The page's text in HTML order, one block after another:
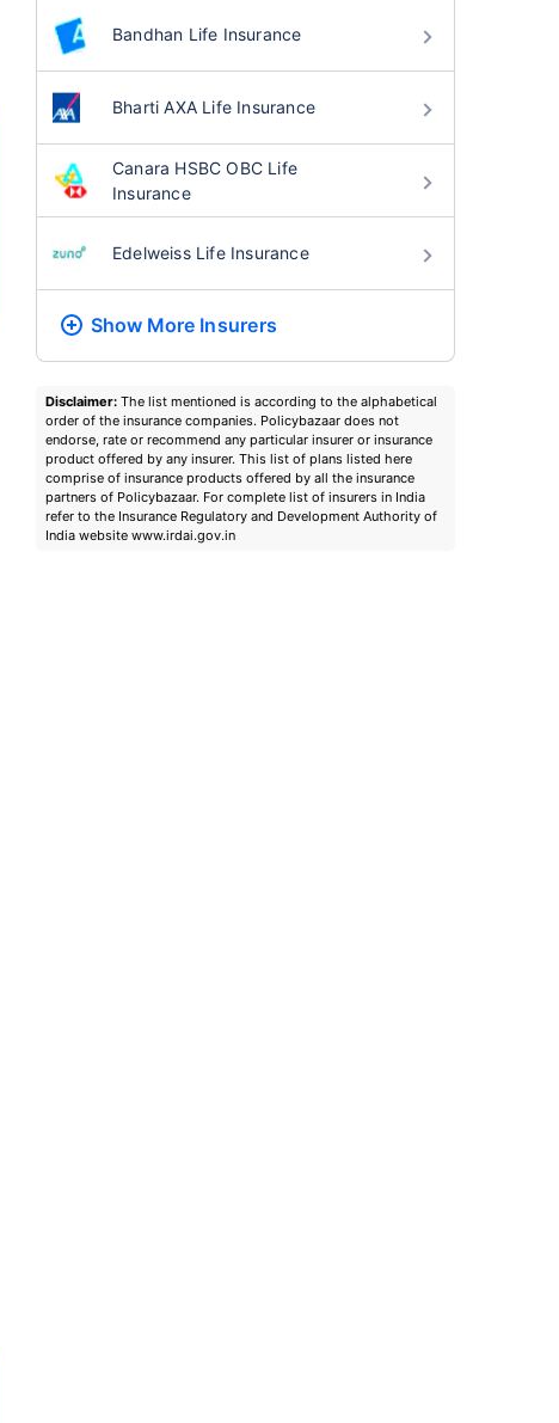
Bandhan Life Insurance
Bharti AXA Life Insurance
Canara HSBC OBC Life
Insurance
Edelweiss Life Insurance
Show More Insurers
Disclaimer: The list mentioned is according to the alphabetical
order of the insurance companies. Policybazaar does not
endorse, rate or recommend any particular insurer or insurance
product offered by any insurer. This list of plans listed here
comprise of insurance products offered by all the insurance
partners of Policybazaar. For complete list of insurers in India
refer to the Insurance Regulatory and Development Authority of
India website www.irdai.gov.in